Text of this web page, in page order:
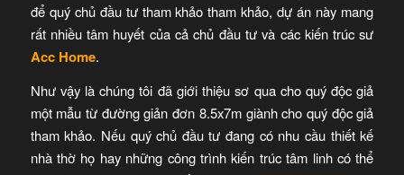
để quý chủ đầu tư tham khảo tham khảo, dự án này mang
rất nhiều tâm huyết của cả chủ đầu tư và các kiến trúc sư
Acc Home.
Như vậy là chúng tôi đã giới thiệu sơ qua cho quý độc giả
một mẫu từ đường giản đơn 8.5x7m giành cho quý độc giả
tham khảo. Nếu quý chủ đầu tư đang có nhu cầu thiết kế
nhà thờ họ hay những công trình kiến trúc tâm linh có thể